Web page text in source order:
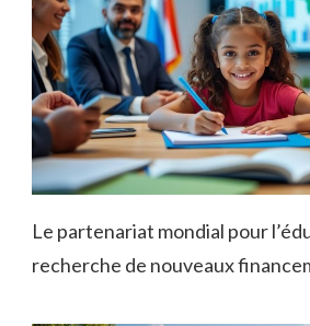
Le partenariat mondial pour
recherche de nouveaux